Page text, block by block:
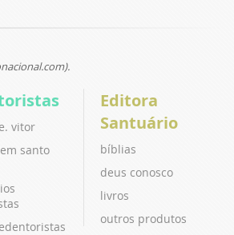
vitor
santo
Editora
Santuário
bíblias
deus conosco
livros
outros produtos